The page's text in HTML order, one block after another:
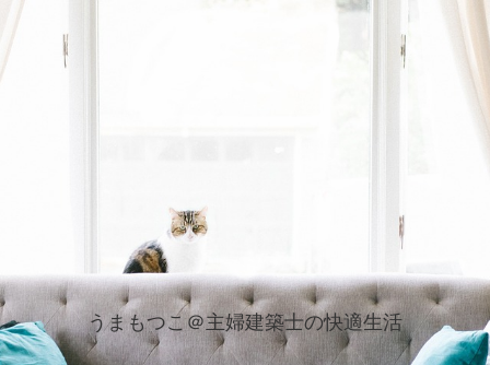
うまもつこ＠主婦建築士の快適生活